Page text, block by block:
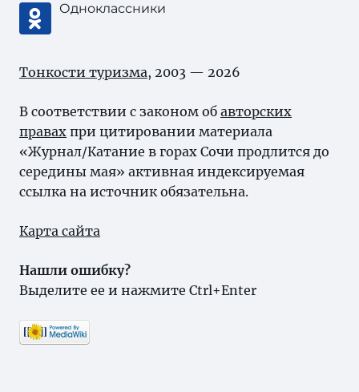
Одноклассники
Тонкости туризма, 2003 — 2026
В соответствии с законом об авторских
правах при цитировании материала
«Журнал/Катание в горах Сочи продлится до
середины мая» активная индексируемая
ссылка на источник обязательна.
Карта сайта
Нашли ошибку?
Выделите ее и нажмите Ctrl+Enter